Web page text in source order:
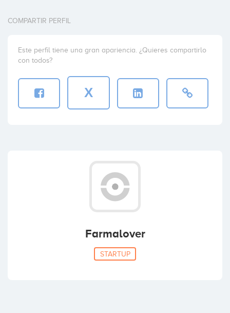
COMPARTIR PERFIL
Este perfil tiene una gran apariencia. ¿Quieres compartirlo
con todos?
X
Farmalover
STARTUP